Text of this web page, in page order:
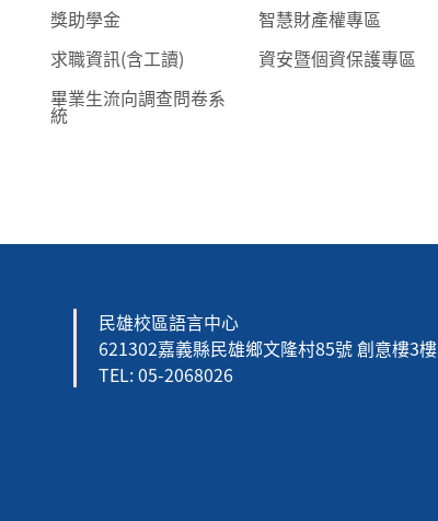
獎助學金
求職資訊(含工讀)
畢業生流向調查問卷系
統
智慧財產權專區
資安暨個資保護專區
民雄校區語言中心
621302嘉義縣民雄鄉文隆村85號 創意樓3樓
TEL: 05-2068026